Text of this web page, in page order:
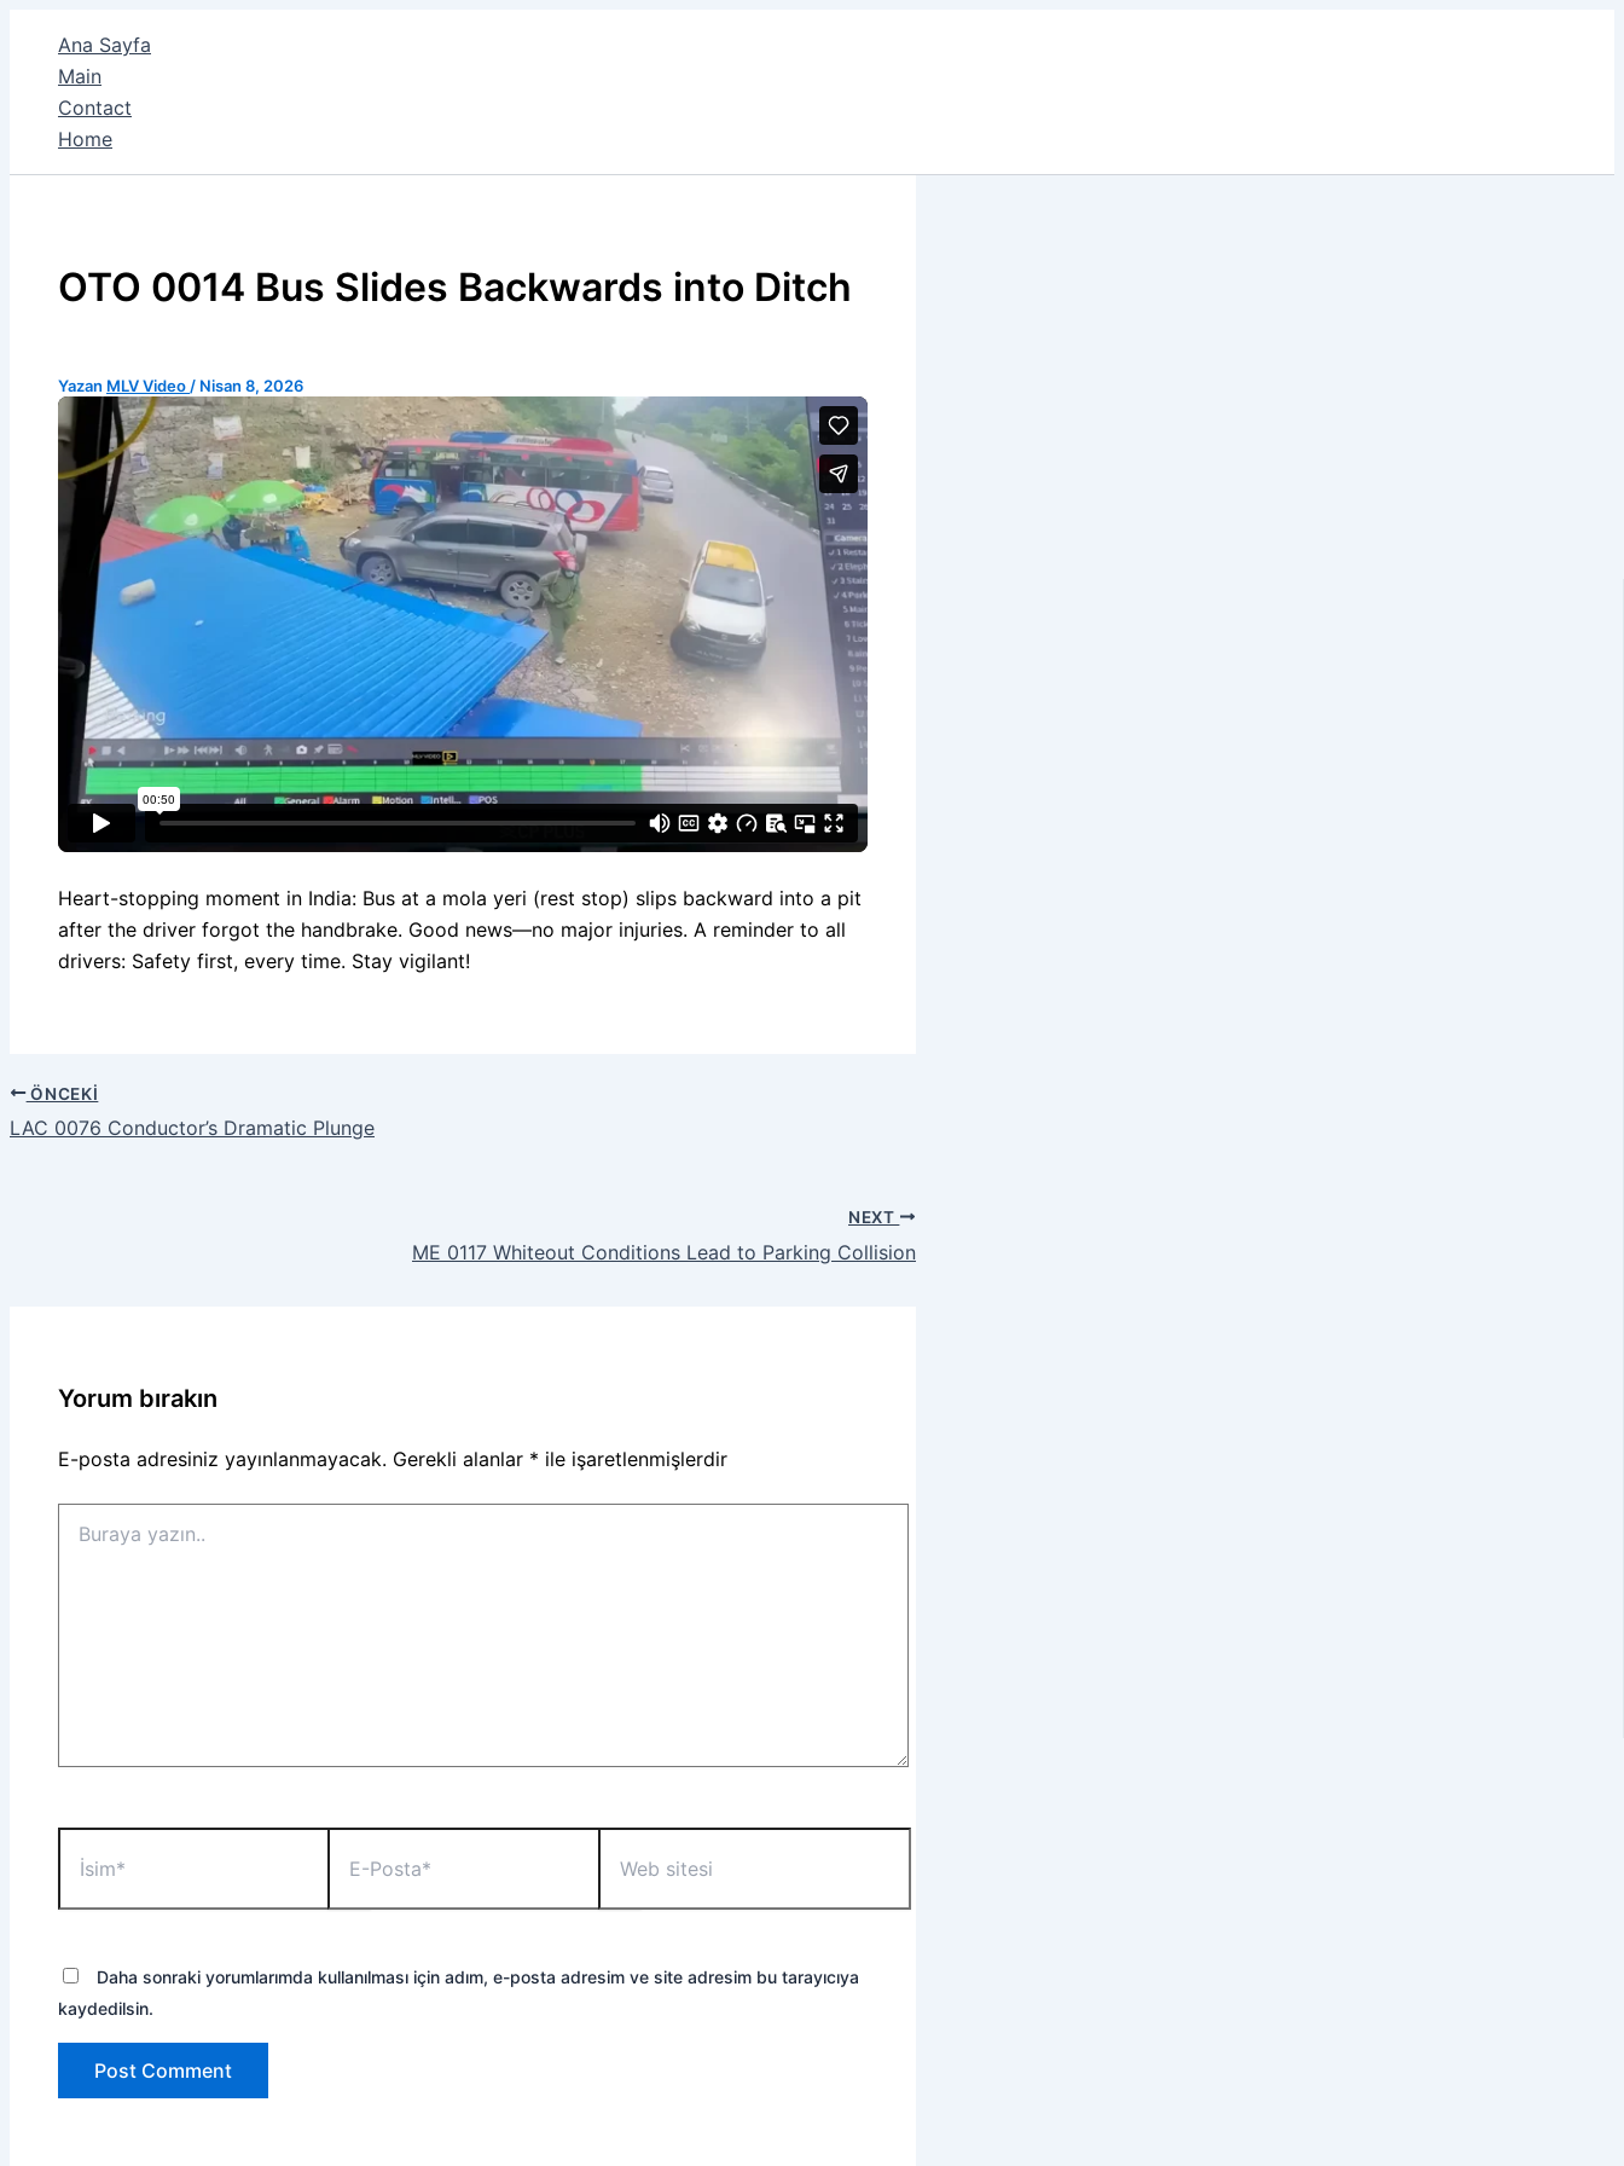
Ana Sayfa
Main
Contact
Home
OTO 0014 Bus Slides Backwards into Ditch
Yazan MLV Video / Nisan 8, 2026
Heart-stopping moment in India: Bus at a mola yeri (rest stop) slips backward into a pit
after the driver forgot the handbrake. Good news—no major injuries. A reminder to all
drivers: Safety first, every time. Stay vigilant!
ÖNCEKI
LAC 0076 Conductor’s Dramatic Plunge
NEXT
ME 0117 Whiteout Conditions Lead to Parking Collision
Yorum bırakın
E-posta adresiniz yayınlanmayacak. Gerekli alanlar * ile işaretlenmişlerdir
yazın..
Posta*
sitesi
Daha sonraki yorumlarımda kullanılması için adım, e-posta adresim ve site adresim bu tarayıcıya
kaydedilsin.